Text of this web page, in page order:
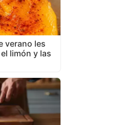
verano les
limón y las